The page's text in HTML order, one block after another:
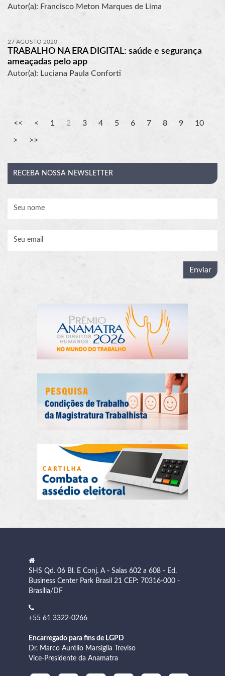
Autor(a): Francisco Meton Marques de Lima
27 AGOSTO 2020
TRABALHO NA ERA DIGITAL: saúde e segurança
ameaçadas pelo app
Autor(a): Luciana Paula Conforti
1 2 3 4 5 6 7 8 9 10
RECEBA NOSSA NEWSLETTER
SHS Qd. 06 Bl. E Conj. A - Salas 602 a 608 - Ed.
Business Center Park Brasil 21 CEP: 70316-000 -
Brasília/DF
+55 61 3322-0266
Encarregado para fins de LGPD
Dr. Marco Aurélio Marsiglia Treviso
Vice-Presidente da Anamatra